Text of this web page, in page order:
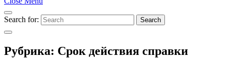
Search for: Search
Рубрика: Срок действия справки